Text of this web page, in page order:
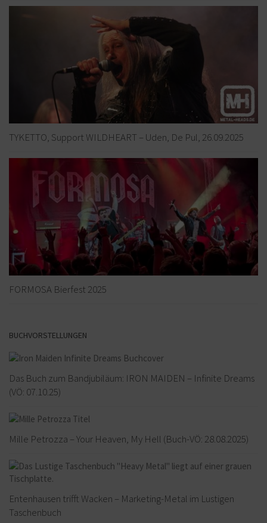
TYKETTO, Support WILDHEART – Uden, De Pul, 26.09.2025
FORMOSA Bierfest 2025
BUCHVORSTELLUNGEN
Das Buch zum Bandjubiläum: IRON MAIDEN – Infinite Dreams
(VÖ: 07.10.25)
Mille Petrozza – Your Heaven, My Hell (Buch-VÖ: 28.08.2025)
Entenhausen trifft Wacken – Marketing-Metal im Lustigen
Taschenbuch